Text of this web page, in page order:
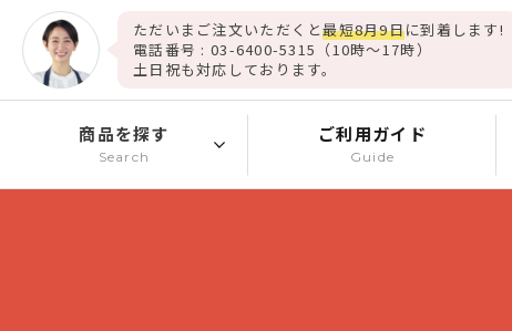
ただいまご注文いただくと最短8月9日に到着します!
電話番号 : 03-6400-5315（10時～17時）
土日祝も対応しております。
商品を探す
Search
ご利用ガイド
Guide